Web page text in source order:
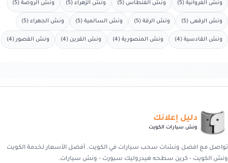
ونش الفروانية (5) ونش الفنطاس (5) ونش الزهراء (5) ونش الروضة (5)
ونش الرقعى (5) ونش الرقة (5) ونش السالمية (5) ونش الجهراء (5)
ونش القادسية (4) ونش المنصورية (4) ونش القرين (4) ونش القصور (4)
دليل إعلانك
ونش سيارات الكويت
تواصل مع افضل ونشات سحب سيارات في الكويت. أفضل الأسعار لخدمة الكويت
ونش الكويت - كرين سطحه هيدروليك سبورت - ونش سيارات.